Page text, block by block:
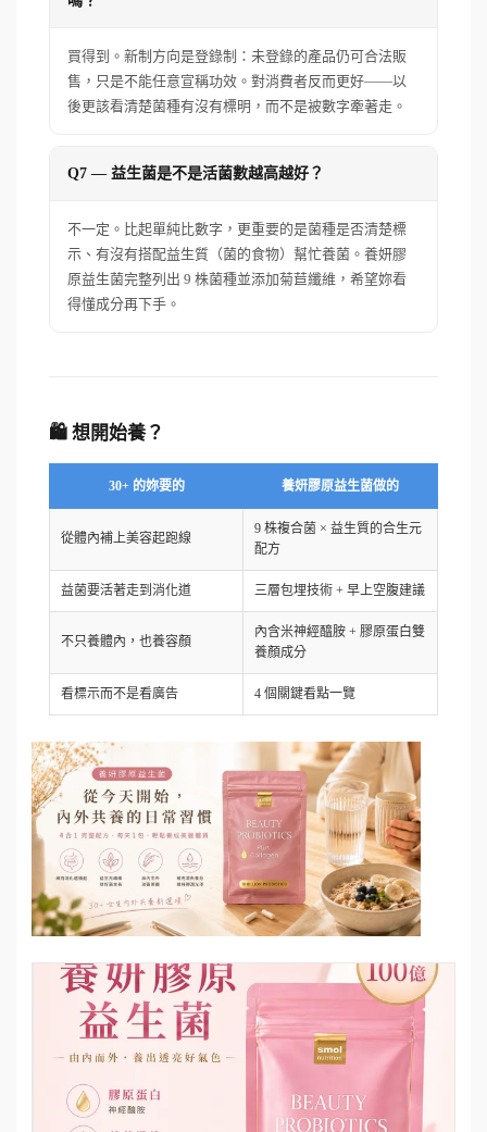
買得到。新制方向是登錄制：未登錄的產品仍可合法販
售，只是不能任意宣稱功效。對消費者反而更好——以
後更該看清楚菌種有沒有標明，而不是被數字牽著走。
Q7 — 益生菌是不是活菌數越高越好？
不一定。比起單純比數字，更重要的是菌種是否清楚標
示、有沒有搭配益生質（菌的食物）幫忙養菌。養妍膠
原益生菌完整列出 9 株菌種並添加菊苣纖維，希望妳看
得懂成分再下手。
🛍️ 想開始養？
30+ 的妳要的 養妍膠原益生菌做的
從體內補上美容起跑線
9 株複合菌 × 益生質的合生元
配方
益菌要活著走到消化道 三層包埋技術 + 早上空腹建議
不只養體內，也養容顏
內含米神經醯胺 + 膠原蛋白雙
養顏成分
看標示而不是看廣告 4 個關鍵看點一覽